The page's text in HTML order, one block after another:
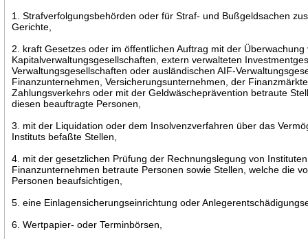
1. Strafverfolgungsbehörden oder für Straf- und Bußgeldsachen
Gerichte,
2. kraft Gesetzes oder im öffentlichen Auftrag mit der
Kapitalverwaltungsgesellschaften, extern verwalteten
Verwaltungsgesellschaften oder ausländischen AIF-
Finanzunternehmen, Versicherungsunternehmen, der
Zahlungsverkehrs oder mit der Geldwäscheprävention betraute
diesen beauftragte Personen,
3. mit der Liquidation oder dem Insolvenzverfahren über das
Instituts befaßte Stellen,
4. mit der gesetzlichen Prüfung der Rechnungslegung von
Finanzunternehmen betraute Personen sowie Stellen, welche die
Personen beaufsichtigen,
5. eine Einlagensicherungseinrichtung oder
6. Wertpapier- oder Terminbörsen,